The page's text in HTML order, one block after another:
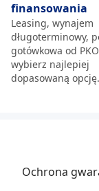
finansowania
Leasing, wynajem
długoterminowy,
gotówkowa od
wybierz najlepiej
dopasowaną opcję.
Ochrona